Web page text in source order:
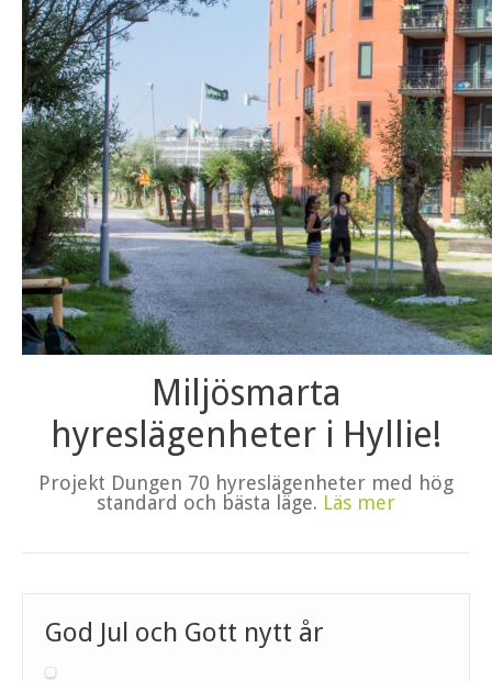
Miljösmarta
hyreslägenheter i Hyllie!
Projekt Dungen 70 hyreslägenheter med hög
standard och bästa läge. Läs mer
God Jul och Gott nytt år